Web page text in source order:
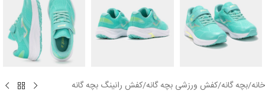
خانه/بچه گانه/کفش ورزشی بچه گانه/کفش رانینگ بچه گانه